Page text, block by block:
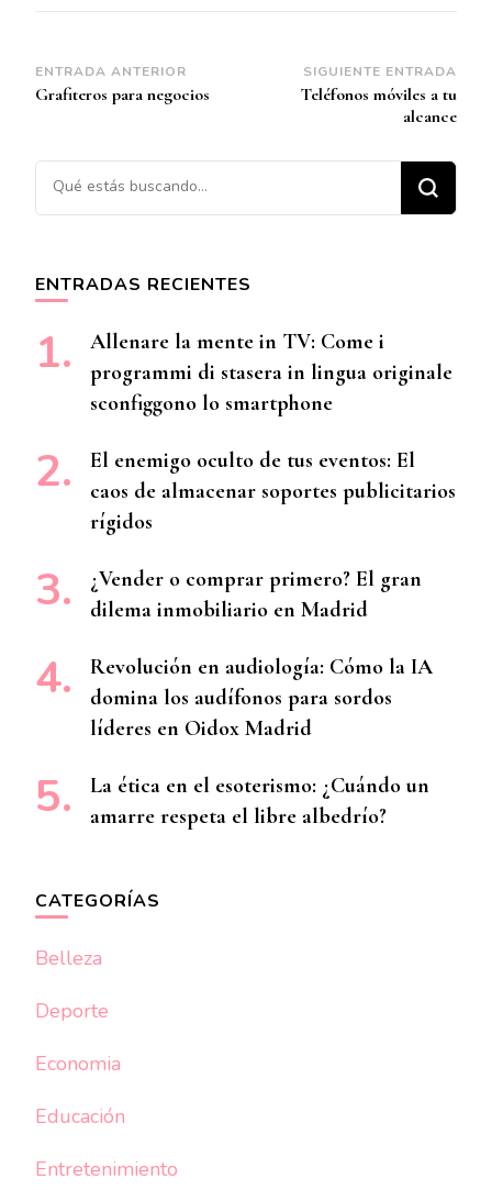
Navegación
de
ENTRADA ANTERIOR
Grafiteros para negocios
SIGUIENTE ENTRADA
Teléfonos móviles a tu
alcance
¿Buscas algo?
ENTRADAS RECIENTES
Allenare la mente in TV: Come i
programmi di stasera in lingua originale
sconfiggono lo smartphone
El enemigo oculto de tus eventos: El
caos de almacenar soportes publicitarios
rígidos
¿Vender o comprar primero? El gran
dilema inmobiliario en Madrid
Revolución en audiología: Cómo la IA
domina los audífonos para sordos
líderes en Oidox Madrid
La ética en el esoterismo: ¿Cuándo un
amarre respeta el libre albedrío?
CATEGORÍAS
Belleza
Deporte
Economia
Educación
Entretenimiento